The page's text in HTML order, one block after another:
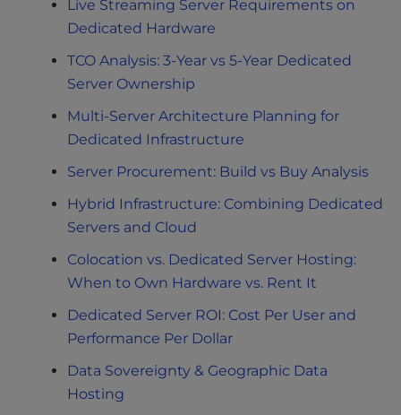
Live Streaming Server Requirements on
Dedicated Hardware
TCO Analysis: 3-Year vs 5-Year Dedicated
Server Ownership
Multi-Server Architecture Planning for
Dedicated Infrastructure
Server Procurement: Build vs Buy Analysis
Hybrid Infrastructure: Combining Dedicated
Servers and Cloud
Colocation vs. Dedicated Server Hosting:
When to Own Hardware vs. Rent It
Dedicated Server ROI: Cost Per User and
Performance Per Dollar
Data Sovereignty & Geographic Data
Hosting